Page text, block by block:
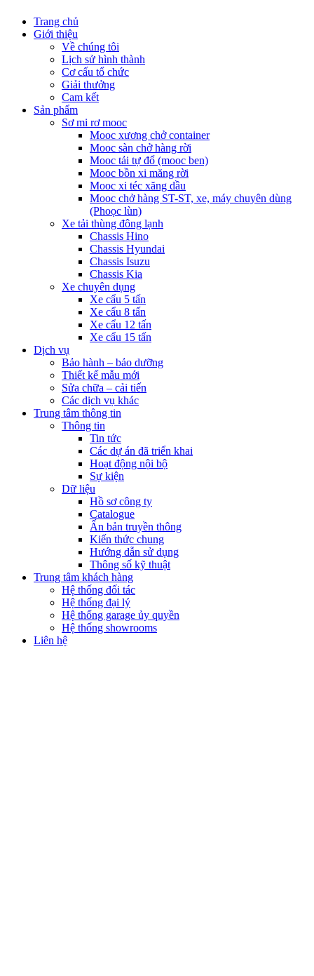
Trang chủ
Giới thiệu
Về chúng tôi
Lịch sử hình thành
Cơ cấu tổ chức
Giải thưởng
Cam kết
Sản phẩm
Sơ mi rơ mooc
Mooc xương chở container
Mooc sàn chở hàng rời
Mooc tải tự đổ (mooc ben)
Mooc bồn xi măng rời
Mooc xi téc xăng dầu
Mooc chở hàng ST-ST, xe, máy chuyên dùng
(Phoọc lùn)
Xe tải thùng đông lạnh
Chassis Hino
Chassis Hyundai
Chassis Isuzu
Chassis Kia
Xe chuyên dụng
Xe cẩu 5 tấn
Xe cẩu 8 tấn
Xe cẩu 12 tấn
Xe cẩu 15 tấn
Dịch vụ
Bảo hành – bảo dưỡng
Thiết kế mẫu mới
Sửa chữa – cải tiến
Các dịch vụ khác
Trung tâm thông tin
Thông tin
Tin tức
Các dự án đã triển khai
Hoạt động nội bộ
Sự kiện
Dữ liệu
Hồ sơ công ty
Catalogue
Ấn bản truyền thông
Kiến thức chung
Hướng dẫn sử dụng
Thông số kỹ thuật
Trung tâm khách hàng
Hệ thống đối tác
Hệ thống đại lý
Hệ thống garage ủy quyền
Hệ thống showrooms
Liên hệ